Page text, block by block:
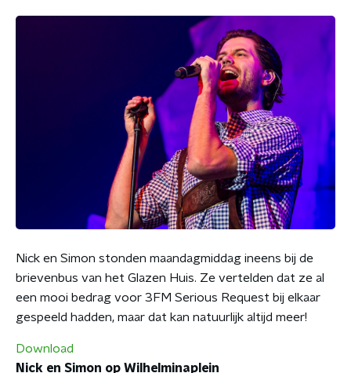
Nick en Simon stonden maandagmiddag ineens bij de
brievenbus van het Glazen Huis. Ze vertelden dat ze al
een mooi bedrag voor 3FM Serious Request bij elkaar
gespeeld hadden, maar dat kan natuurlijk altijd meer!
Download
Nick en Simon op Wilhelminaplein